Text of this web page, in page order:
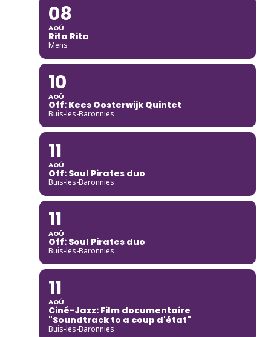
08
AOÛ
Rita Rita
Mens
10
AOÛ
Off: Kees Oosterwijk Quintet
Buis-les-Baronnies
11
AOÛ
Off: Soul Pirates duo
Buis-les-Baronnies
11
AOÛ
Off: Soul Pirates duo
Buis-les-Baronnies
11
AOÛ
Ciné-Jazz: Film documentaire
"Soundtrack to a coup d'état"
Buis-les-Baronnies